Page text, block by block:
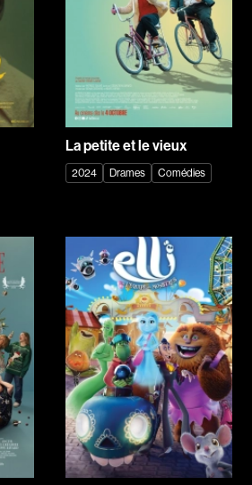
Cousin Christophe
Cousineau Marie-Hélène
Cronenberg David
Crowley John
Cuny Alain
Cyr René Richard
Daalder René
Dallaire-Dupont Christine
Dansereau Mireille
Dansereau Fernand
De Brus Vincent
de la Cortina Christian
Deer Tracey
Degryse Marc
Delisle François
La petite et le vieux
2024 Drames Comédies